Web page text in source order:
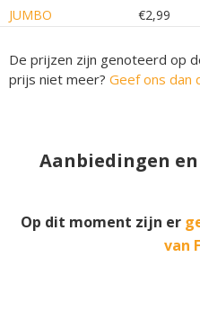
JUMBO
€2,99
De prijzen zijn genoteerd op
prijs niet meer? Geef ons dan
Aanbiedingen
Op dit moment zijn er
van